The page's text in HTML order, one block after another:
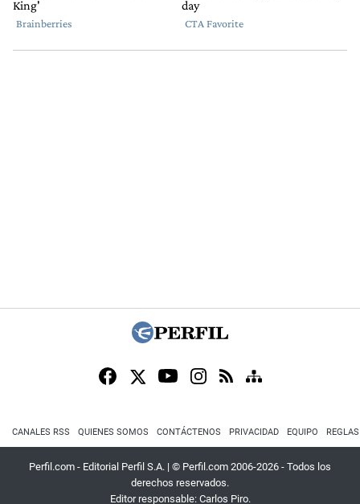
CANALES RSS QUIENES SOMOS CONTÁCTENOS PRIVACIDAD EQUIPO
Perfil.com - Editorial Perfil S.A. | © Perfil.com 2006-2026 - Todos los
derechos reservados.
Editor responsable: Carlos Piro.